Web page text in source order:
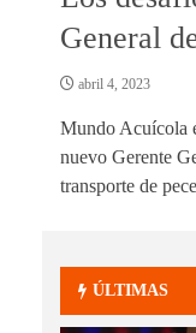
General
abril 4, 2023
Mundo Acuícola
nuevo Gerente
transporte de
ÚLTIMAS